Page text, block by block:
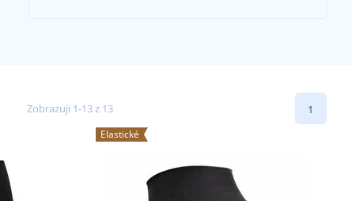
Zobrazuji 1-13 z 13 1
Elastické